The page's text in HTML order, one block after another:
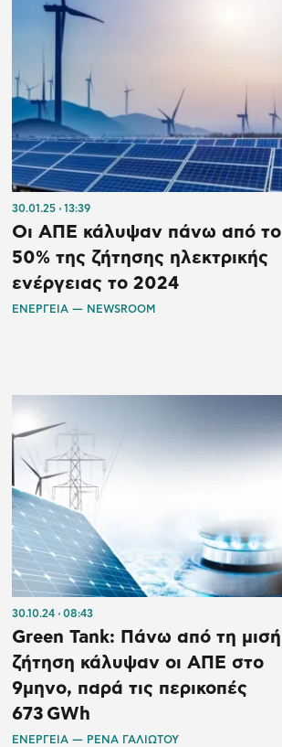
30.01.25 13:39
Οι ΑΠΕ κάλυψαν πάνω από το
50% της ζήτησης ηλεκτρικής
ενέργειας το 2024
ΕΝΕΡΓΕΙΑ — NEWSROOM
30.10.24 08:43
Green Tank: Πάνω από τη μισή
ζήτηση κάλυψαν οι ΑΠΕ στο
9μηνο, παρά τις περικοπές
673 GWh
ΕΝΕΡΓΕΙΑ — ΡΕΝΑ ΓΑΛΙΩΤΟΥ